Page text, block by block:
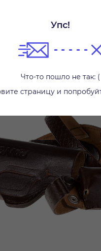
Упс!
Что-то пошло не так: (
страницу и